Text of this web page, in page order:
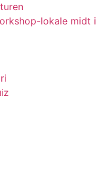
lokale midt i